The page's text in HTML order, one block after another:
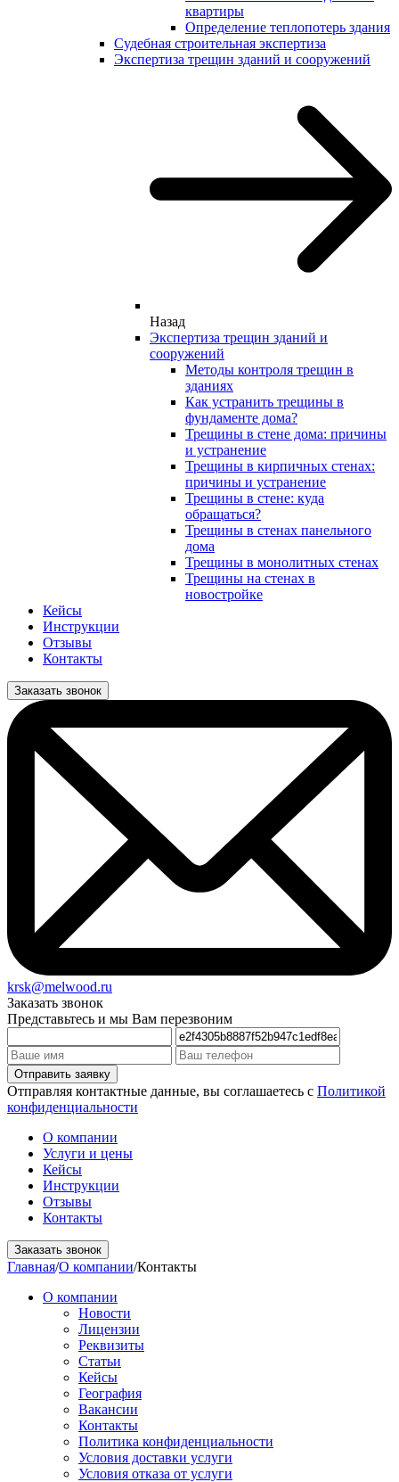
квартиры
Определение теплопотерь здания
Судебная строительная экспертиза
Экспертиза трещин зданий и сооружений
Назад
Экспертиза трещин зданий и
сооружений
Методы контроля трещин в
зданиях
Как устранить трещины в
фундаменте дома?
Трещины в стене дома: причины
и устранение
Трещины в кирпичных стенах:
причины и устранение
Трещины в стене: куда
обращаться?
Трещины в стенах панельного
дома
Трещины в монолитных стенах
Трещины на стенах в
новостройке
Кейсы
Инструкции
Отзывы
Контакты
Заказать звонок
krsk@melwood.ru
Заказать звонок
Представьтесь и мы Вам перезвоним
Отправляя контактные данные, вы соглашаетесь с Политикой
конфиденциальности
О компании
Услуги и цены
Кейсы
Инструкции
Отзывы
Контакты
Заказать звонок
Главная/О компании/Контакты
О компании
Новости
Лицензии
Реквизиты
Статьи
Кейсы
География
Вакансии
Контакты
Политика конфиденциальности
Условия доставки услуги
Условия отказа от услуги